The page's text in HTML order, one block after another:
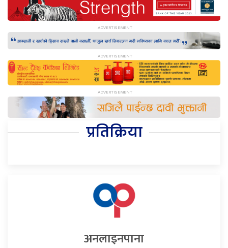
प्रतिक्रिया
अनलाइनपाना